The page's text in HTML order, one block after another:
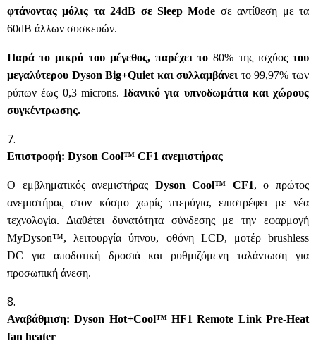
φτάνοντας μόλις τα 24dB σε Sleep Mode σε αντίθεση με τα
60dB άλλων συσκευών.
Παρά το μικρό του μέγεθος, παρέχει το80% της ισχύοςτου
μεγαλύτερου Dyson Big+Quiet και συλλαμβάνει το 99,97% των
ρύπων έως 0,3 microns. Ιδανικό για υπνοδωμάτια και χώρους
συγκέντρωσης.
Επιστροφή: Dyson Cool™ CF1 ανεμιστήρας
Ο εμβληματικός ανεμιστήρας Dyson Cool™ CF1, ο πρώτος
ανεμιστήρας στον κόσμο χωρίς πτερύγια, επιστρέφει με νέα
τεχνολογία. Διαθέτει δυνατότητα σύνδεσης με την εφαρμογή
MyDyson™, λειτουργία ύπνου, οθόνη LCD, μοτέρ brushless
DC για αποδοτική δροσιά και ρυθμιζόμενη ταλάντωση για
προσωπική άνεση.
Αναβάθμιση: Dyson Hot+Cool™ HF1 Remote Link Pre-Heat
fan heater